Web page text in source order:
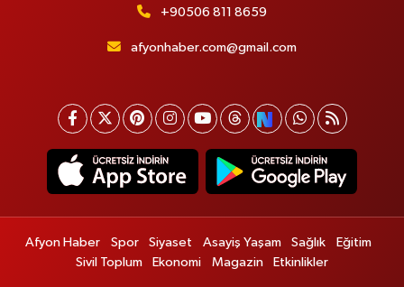
+90506 811 8659
afyonhaber.com@gmail.com
Afyon Haber Spor Siyaset Asayiş Yaşam Sağlık
Eğitim
Sivil Toplum
Ekonomi Magazin Etkinlikler